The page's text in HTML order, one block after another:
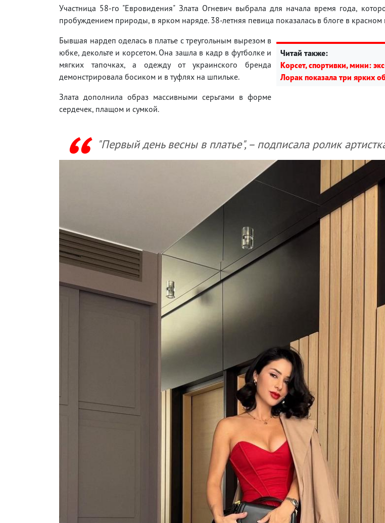
Участница 58-го "Евровидения" Злата Огневич выбрала для начала время года,
пробуждением природы, в ярком наряде. 38-летняя певица показалась в блоге в
Читай также:
Корсет, спортивки, мини:
Лорак показала три ярких
Бывшая нардеп оделась в платье с треугольным вырезом в
юбке, декольте и корсетом. Она зашла в кадр в футболке и
мягких тапочках, а одежду от украинского бренда
демонстрировала босиком и в туфлях на шпильке.
Злата дополнила образ массивными серьгами в форме
сердечек, плащом и сумкой.
"Первый день весны в платье", – подписала ролик